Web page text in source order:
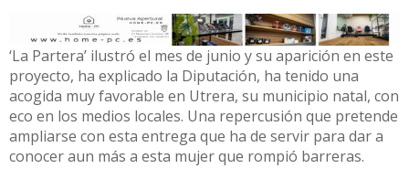
‘La Partera’ ilustró el mes de junio y su aparición en este
proyecto, ha explicado la Diputación, ha tenido una
acogida muy favorable en Utrera, su municipio natal, con
eco en los medios locales. Una repercusión que pretende
ampliarse con esta entrega que ha de servir para dar a
conocer aun más a esta mujer que rompió barreras.